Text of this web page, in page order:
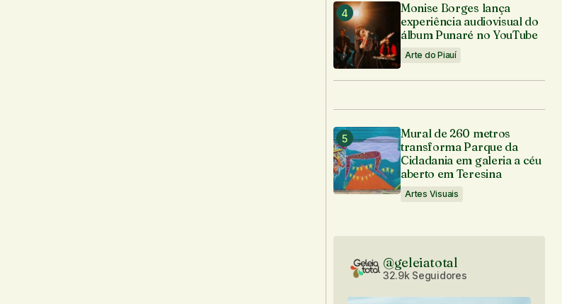
Monise Borges lança
experiência audiovisual do
álbum Punaré no YouTube
Arte do Piauí
Mural de 260 metros
transforma Parque da
Cidadania em galeria a céu
aberto em Teresina
Artes Visuais
@geleiatotal
32.9k Seguidores